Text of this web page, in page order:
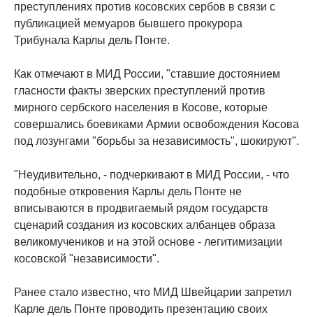
преступлениях против косовских сербов в связи с
публикацией мемуаров бывшего прокурора
Трибунала Карлы дель Понте.
Как отмечают в МИД России, "ставшие достоянием
гласности факты зверских преступлений против
мирного сербского населения в Косове, которые
совершались боевиками Армии освобождения Косова
под лозунгами "борьбы за независимость", шокируют".
"Неудивительно, - подчеркивают в МИД России, - что
подобные откровения Карлы дель Понте не
вписываются в продвигаемый рядом государств
сценарий создания из косовских албанцев образа
великомучеников и на этой основе - легитимизации
косовской "независимости".
Ранее стало известно, что МИД Швейцарии запретил
Карле дель Понте проводить презентацию своих